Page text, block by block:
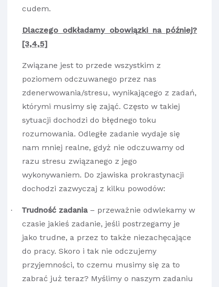
cudem.
Dlaczego odkładamy obowiązki na później?
[3,4,5]
Związane jest to przede wszystkim z
poziomem odczuwanego przez nas
zdenerwowania/stresu, wynikającego z zadań,
którymi musimy się zająć. Często w takiej
sytuacji dochodzi do błędnego toku
rozumowania. Odległe zadanie wydaje się
nam mniej realne, gdyż nie odczuwamy od
razu stresu związanego z jego
wykonywaniem. Do zjawiska prokrastynacji
dochodzi zazwyczaj z kilku powodów:
· Trudność zadania– przeważnie odwlekamy w
czasie jakieś zadanie, jeśli postrzegamy je
jako trudne, a przez to także niezachęcające
do pracy. Skoro i tak nie odczujemy
przyjemności, to czemu musimy się za to
zabrać już teraz? Myślimy o naszym zadaniu